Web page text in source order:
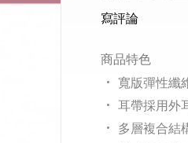
寫評論
商品特色
寬版彈性纖
耳帶採用外
多層複合結